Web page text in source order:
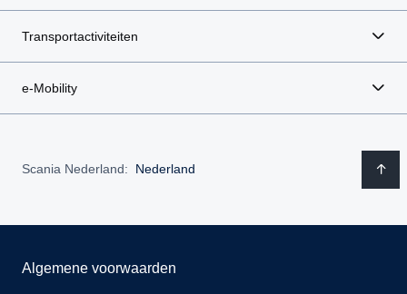
Transportactiviteiten
e-Mobility
Scania Nederland: Nederland
Algemene voorwaarden